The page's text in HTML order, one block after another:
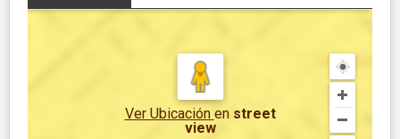
Ver Ubicación en street
view